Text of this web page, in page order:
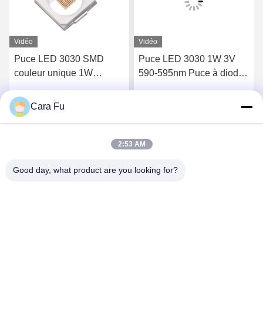
Vidéo
Puce LED 3030 SMD
couleur unique 1W
Vidéo
Puce LED 3030 1W 3V
590-595nm Puce à diode
Cara Fu
2:53 AM
Good day, what product are you looking for?